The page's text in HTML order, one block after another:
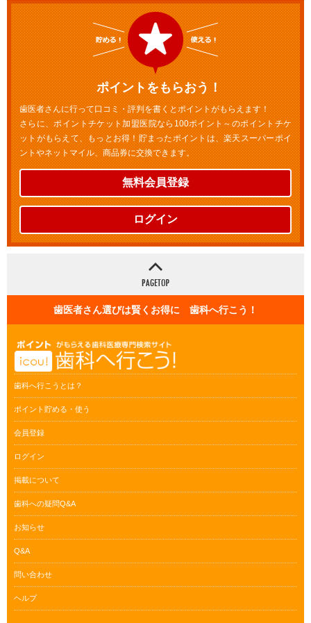
ポイントをもらおう！
歯医者さんに行って口コミ・評判を書くとポイントがもらえます！
さらに、ポイントチケット加盟医院なら100ポイント～のポイントチケ
ットがもらえて、もっとお得！貯まったポイントは、楽天スーパーポイ
ントやネットマイル、商品券に交換できます。
無料会員登録
ログイン
歯医者さん選びは賢くお得に 歯科へ行こう！
歯科へ行こうとは？
ポイント貯める・使う
会員登録
ログイン
掲載について
歯科への疑問Q&A
お知らせ
Q&A
問い合わせ
ヘルプ